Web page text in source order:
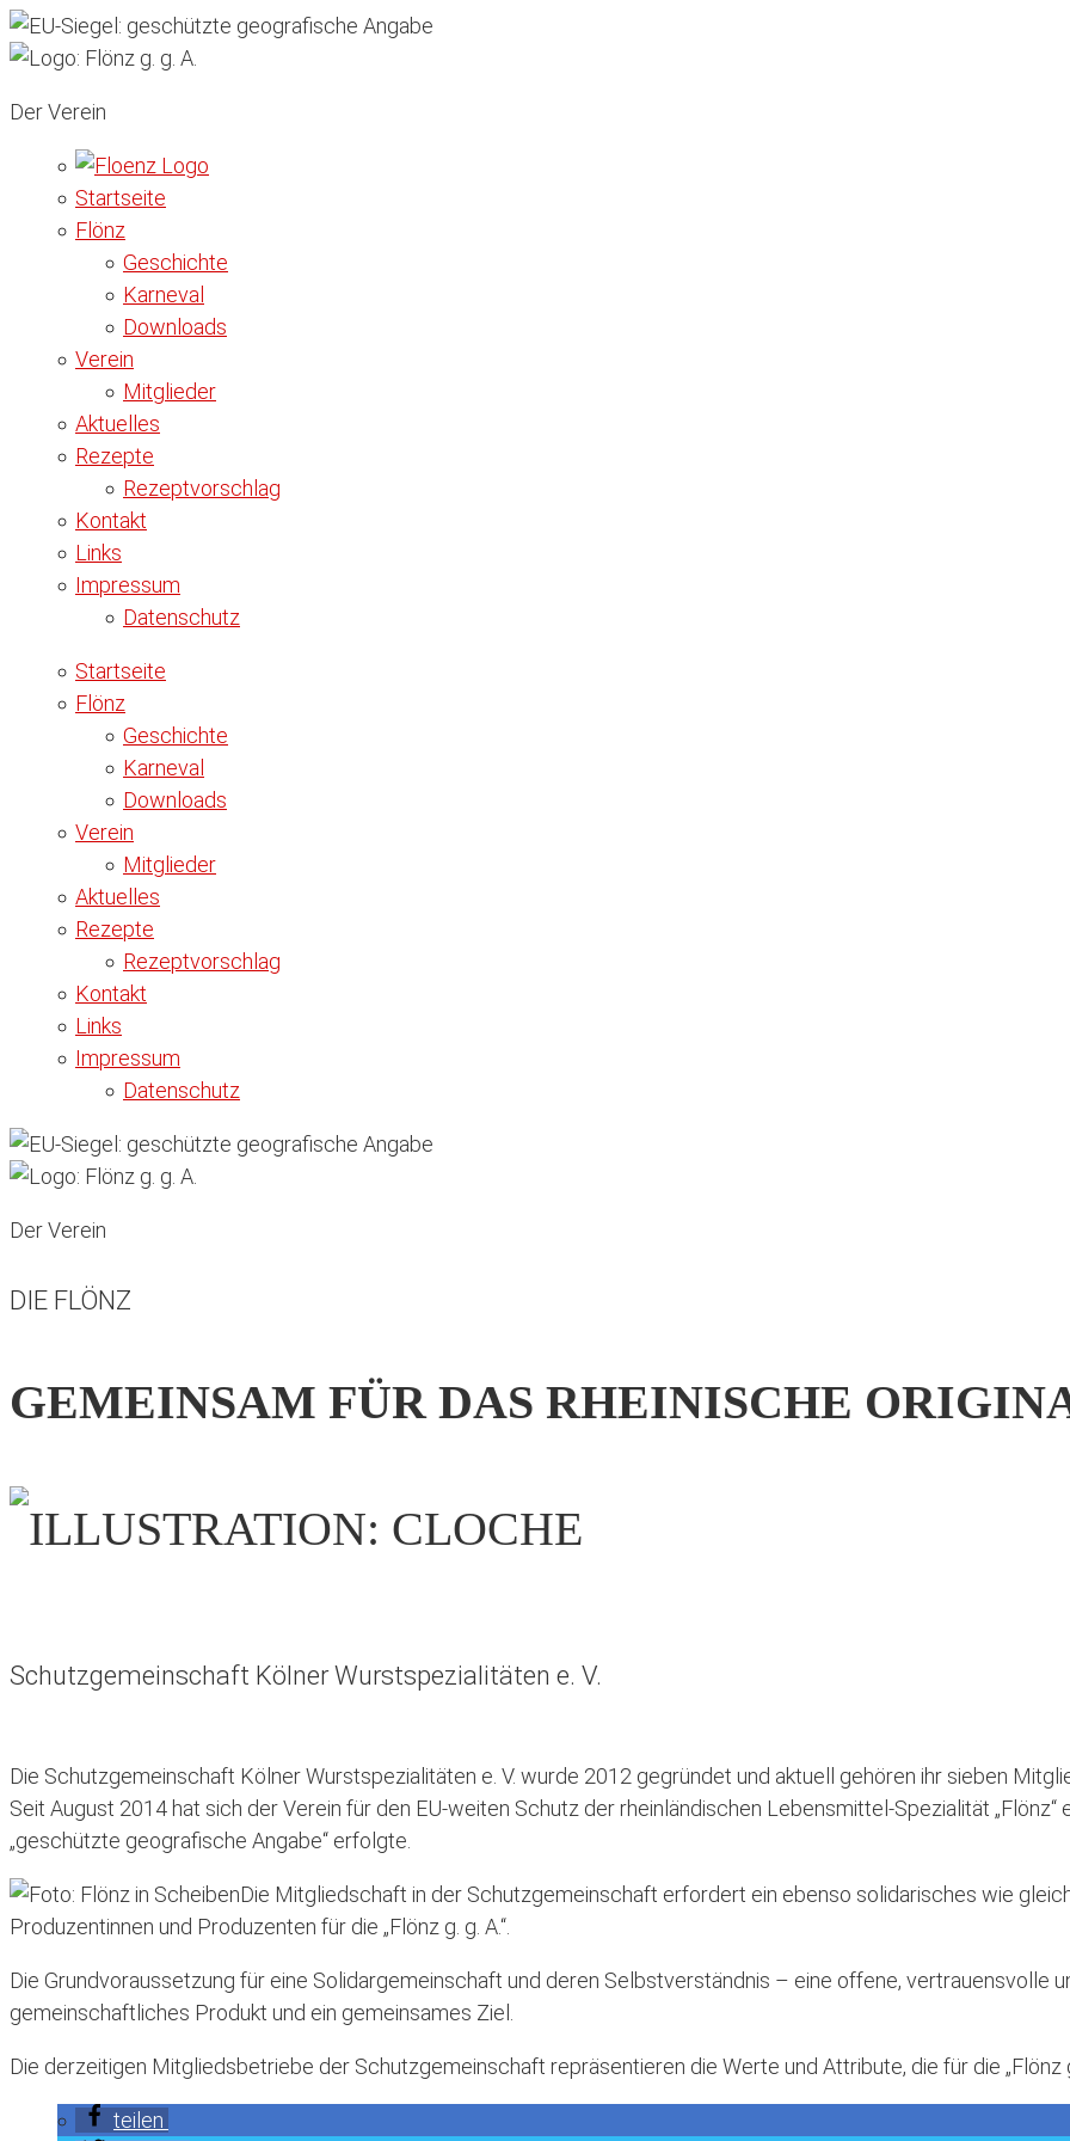
Der Verein
Startseite
Flönz
Geschichte
Karneval
Downloads
Verein
Mitglieder
Aktuelles
Rezepte
Rezeptvorschlag
Kontakt
Links
Impressum
Datenschutz
Startseite
Flönz
Geschichte
Karneval
Downloads
Verein
Mitglieder
Aktuelles
Rezepte
Rezeptvorschlag
Kontakt
Links
Impressum
Datenschutz
Der Verein
DIE FLÖNZ
GEMEINSAM FÜR DAS RHEINISCHE
Schutzgemeinschaft Kölner Wurstspezialitäten e. V.
Die Schutzgemeinschaft Kölner Wurstspezialitäten e. V. wurde 2012 gegründet und aktuell gehören ihr sieben
Seit August 2014 hat sich der Verein für den EU-weiten Schutz der rheinländischen Lebensmittel-Spezialität
„geschützte geografische Angabe“ erfolgte.
Die Mitgliedschaft in der Schutzgemeinschaft erfordert ein ebenso solidarisches wie
Produzentinnen und Produzenten für die „Flönz g. g. A.“.
Die Grundvoraussetzung für eine Solidargemeinschaft und deren Selbstverständnis – eine offene, vertrauensvolle
gemeinschaftliches Produkt und ein gemeinsames Ziel.
Die derzeitigen Mitgliedsbetriebe der Schutzgemeinschaft repräsentieren die Werte und Attribute, die für die „Flönz
teilen